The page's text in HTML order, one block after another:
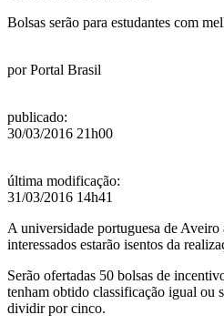
de
Bolsas serão para estudantes com
porPortal Brasil
publicado:
30/03/2016 21h00
última modificação:
31/03/2016 14h41
A universidade portuguesa de
interessados estarão isentos da
Serão ofertadas 50 bolsas de
tenham obtido classificação igual ou
dividir por cinco.